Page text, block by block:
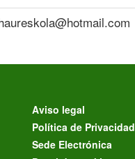
Aviso legal
Política de Privacidad
Sede Electrónica